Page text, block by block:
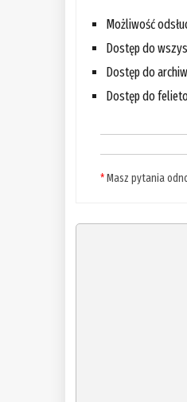
Możliwość
Dostęp do
Dostęp do
Dostęp do
*Masz pytania